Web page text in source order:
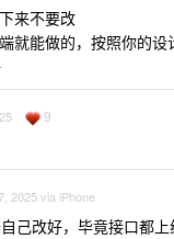
来不要改
就能做的，按照你的
9
2025 via iPhone
己改好，毕竟接口都